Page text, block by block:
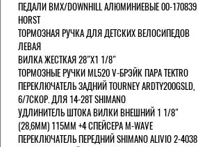
ПЕДАЛИ BMX/DOWNHILL АЛЮМИНИЕВЫЕ 00-170839
HORST
ТОРМОЗНАЯ РУЧКА ДЛЯ ДЕТСКИХ ВЕЛОСИПЕДОВ
ЛЕВАЯ
ВИЛКА ЖЕСТКАЯ 28"Х1 1/8"
ТОРМОЗНЫЕ РУЧКИ ML520 V-БРЭЙК ПАРА TEKTRO
ПЕРЕКЛЮЧАТЕЛЬ ЗАДНИЙ TOURNEY ARDTY200GSLD,
6/7СКОР. ДЛЯ 14-28T SHIMANO
УДЛИНИТЕЛЬ ШТОКА ВИЛКИ ВНЕШНИЙ 1 1/8"
(28,6ММ) 115ММ +4 СПЕЙСЕРА M-WAVE
ПЕРЕКЛЮЧАТЕЛЬ ПЕРЕДНИЙ SHIMANO ALIVIO 2-4038